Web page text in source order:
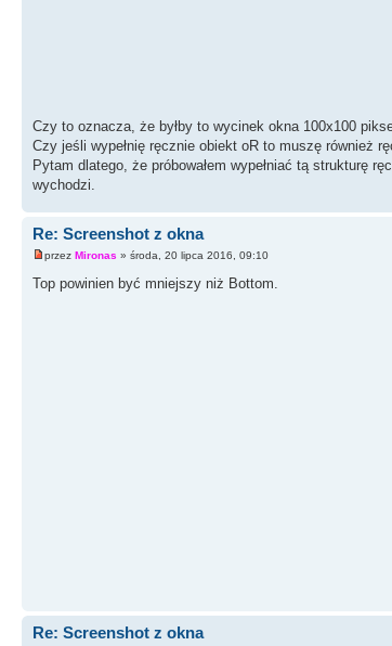
Czy to oznacza, że byłby to wycinek okna 100x100
Czy jeśli wypełnię ręcznie obiekt oR to muszę również
Pytam dlatego, że próbowałem wypełniać tą strukturę
wychodzi.
Re: Screenshot z okna
przez Mironas » środa, 20 lipca 2016, 09:10
Top powinien być mniejszy niż Bottom.
Re: Screenshot z okna